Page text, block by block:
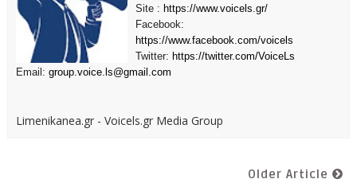
Site : https://www.voicels.gr/
Facebook:
https://www.facebook.com/voicels
Twitter: https://twitter.com/VoiceLs
Email: group.voice.ls@gmail.com
Limenikanea.gr - Voicels.gr Media Group
Older Article